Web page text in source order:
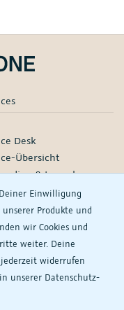
Einwilligung
unserer Produkte und
wir Cookies und
weiter. Deine
widerrufen
unserer Daten­schutz­
Desk
Übersicht
& Launch
Services
Netzwerk